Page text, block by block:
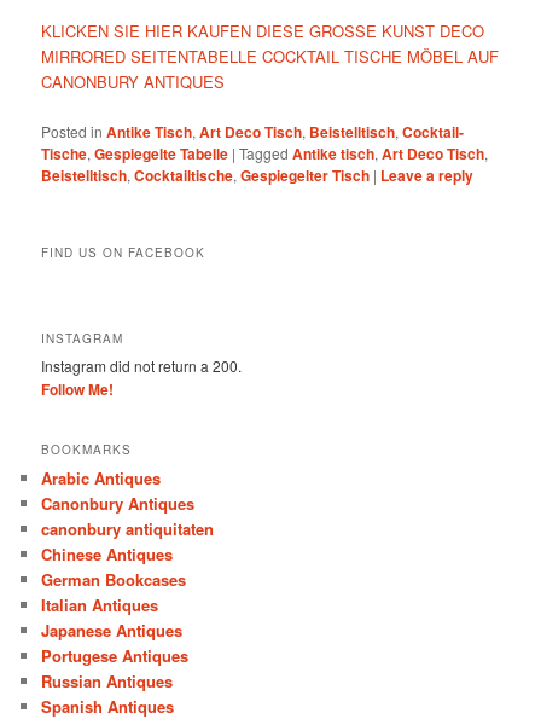
KLICKEN SIE HIER KAUFEN DIESE GROSSE KUNST DECO
MIRRORED SEITENTABELLE COCKTAIL TISCHE MÖBEL AUF
CANONBURY ANTIQUES
Posted in Antike Tisch,Art Deco Tisch, Beistelltisch,Cocktail-
Tische,Gespiegelte Tabelle |Tagged Antike tisch,Art Deco Tisch,
Beistelltisch,Cocktailtische,Gespiegelter Tisch | Leave a reply
FIND US ON FACEBOOK
INSTAGRAM
Instagram did not return a 200.
Follow Me!
BOOKMARKS
Arabic Antiques
Canonbury Antiques
canonbury antiquitaten
Chinese Antiques
German Bookcases
Italian Antiques
Japanese Antiques
Portugese Antiques
Russian Antiques
Spanish Antiques